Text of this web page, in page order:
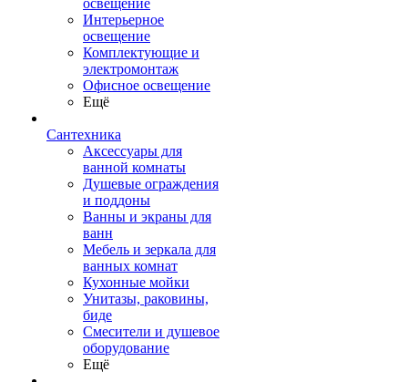
освещение
Интерьерное
освещение
Комплектующие и
электромонтаж
Офисное освещение
Ещё
Сантехника
Аксессуары для
ванной комнаты
Душевые ограждения
и поддоны
Ванны и экраны для
ванн
Мебель и зеркала для
ванных комнат
Кухонные мойки
Унитазы, раковины,
биде
Смесители и душевое
оборудование
Ещё